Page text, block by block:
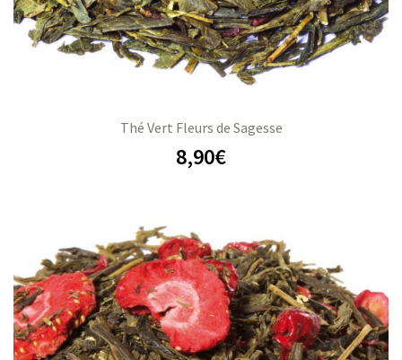
Thé Vert Fleurs de Sagesse
8,90€